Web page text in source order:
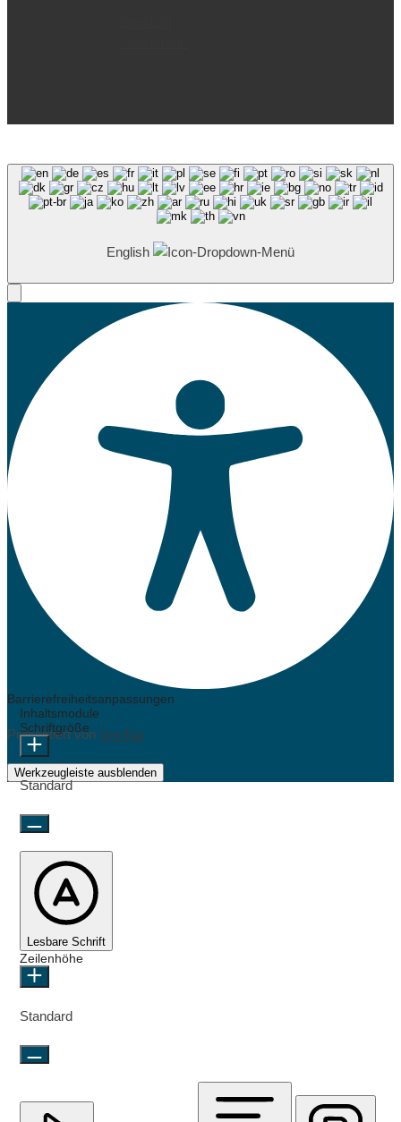
English
Barrierefreiheitsanpassungen
Präsentiert von OneTap
Werkzeugleiste ausblenden
Inhaltsmodule
Schriftgröße
Standard
Lesbare Schrift
Zeilenhöhe
Standard